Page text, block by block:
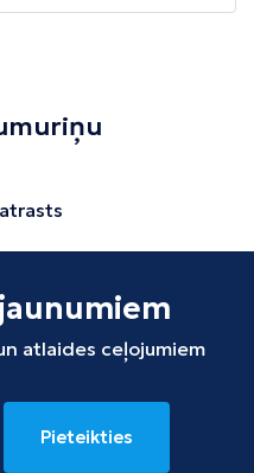
atlaides ceļojumiem
Pieteikties